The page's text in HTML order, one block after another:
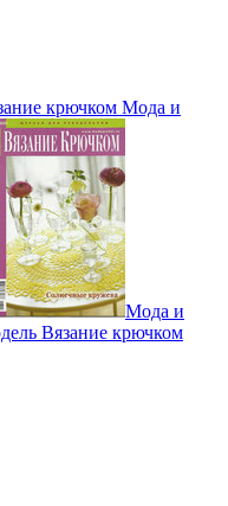
крючком Мода и
Мода и
Вязание крючком